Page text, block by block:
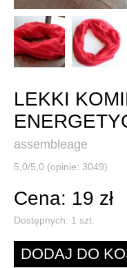
LEKKI
assembleage
5,0/5,0 (opinie: 3049)
Cena: 19 zł
Dostępnych: 1 szt.